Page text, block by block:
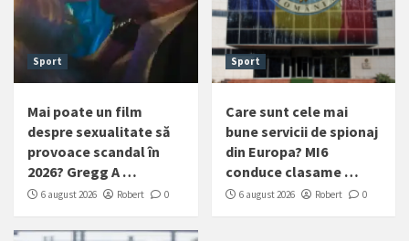
Sport
Mai poate un film
despre sexualitate să
provoace scandal în
2026? Gregg A …
6 august 2026 Robert 0
Sport
Care sunt cele mai
bune servicii de spionaj
din Europa? MI6
conduce clasame …
6 august 2026 Robert 0